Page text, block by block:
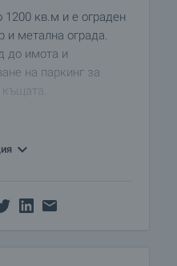
кв.м и е ограден
и метална ограда.
до имота и
на паркинг за
детайла. Изцяло
и готова за